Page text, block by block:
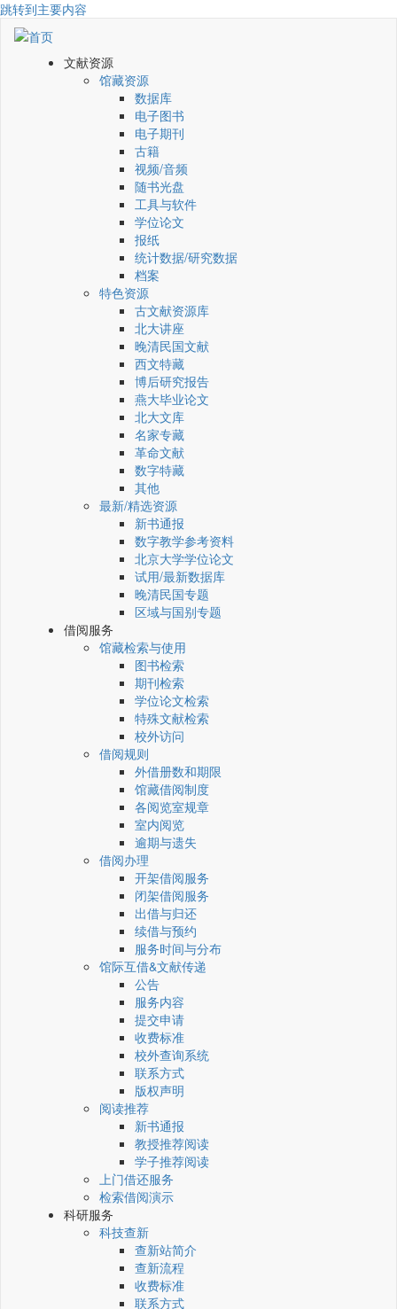
跳转到主要内容
文献资源
馆藏资源
数据库
电子图书
电子期刊
古籍
视频/音频
随书光盘
工具与软件
学位论文
报纸
统计数据/研究数据
档案
特色资源
古文献资源库
北大讲座
晚清民国文献
西文特藏
博后研究报告
燕大毕业论文
北大文库
名家专藏
革命文献
数字特藏
其他
最新/精选资源
新书通报
数字教学参考资料
北京大学学位论文
试用/最新数据库
晚清民国专题
区域与国别专题
借阅服务
馆藏检索与使用
图书检索
期刊检索
学位论文检索
特殊文献检索
校外访问
借阅规则
外借册数和期限
馆藏借阅制度
各阅览室规章
室内阅览
逾期与遗失
借阅办理
开架借阅服务
闭架借阅服务
出借与归还
续借与预约
服务时间与分布
馆际互借&文献传递
公告
服务内容
提交申请
收费标准
校外查询系统
联系方式
版权声明
阅读推荐
新书通报
教授推荐阅读
学子推荐阅读
上门借还服务
检索借阅演示
科研服务
科技查新
查新站简介
查新流程
收费标准
联系方式